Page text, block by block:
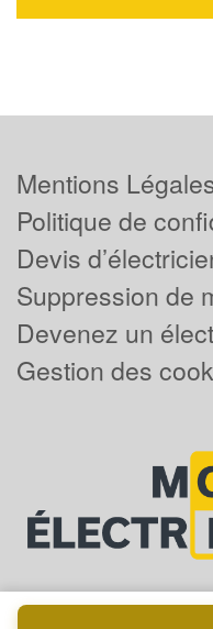
Mentions
Politique de
Devis
Suppression de
Devenez un
Gestion des